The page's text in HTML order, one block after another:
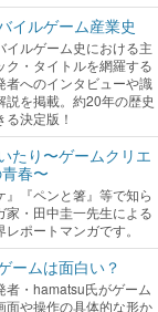
イルゲーム産業史
イルゲーム史における主
ク・タイトルを網羅する
者へのインタビューや識
説を掲載。約20年の歴史
決定版！
たり〜ゲームクリエ
春〜
』『ペンと箸』等で知ら
家・田中圭一先生による
ポートマンガです。
ームは面白い？
者・hamatsu氏がゲーム
面や操作の具体的な形か